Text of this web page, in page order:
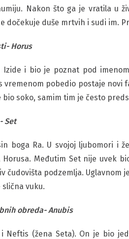
Nakon što ga je vratila u
dočekuje duše mrtvih i sudi im.
Horus
i bio je poznat pod
vremenom pobedio postaje
bio soko, samim tim je često
Set
boga Ra. U svojoj ljubomori i
Horusa. Međutim Set nije uvek
čudovišta podzemlja.
vuku.
obreda- Anubis
Neftis (žena Seta). On je bio